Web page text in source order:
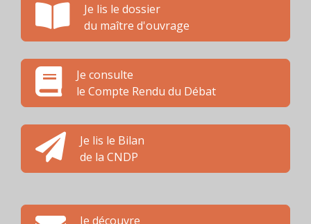
Je lis le dossier
du maître d'ouvrage
Je consulte
le Compte Rendu du Débat
Je lis le Bilan
de la CNDP
Je découvre